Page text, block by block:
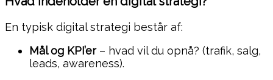
En typisk digital strategi består af:
Mål og KPI’er– hvad vil du opnå? (trafik, salg,
leads, awareness).